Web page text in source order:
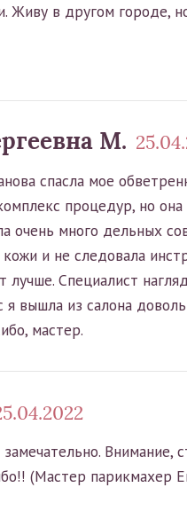
Живу в другом городе,
М.
спасла мое
процедур, но
очень много дельных
кожи и не следовала
лучше. Специалист
я вышла из салона
мастер.
Внимание,
(Мастер парикмахер